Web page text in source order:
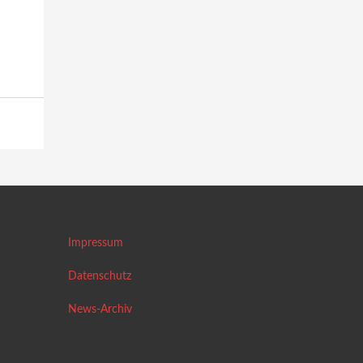
Impressum
Datenschutz
News-Archiv